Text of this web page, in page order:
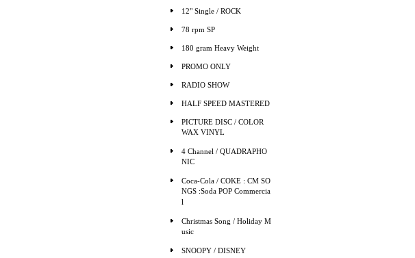
12" Single / ROCK
78 rpm SP
180 gram Heavy Weight
PROMO ONLY
RADIO SHOW
HALF SPEED MASTERED
PICTURE DISC / COLOR
WAX VINYL
4 Channel / QUADRAPHO
NIC
Coca-Cola / COKE : CM SO
NGS :Soda POP Commercia
l
Christmas Song / Holiday M
usic
SNOOPY / DISNEY